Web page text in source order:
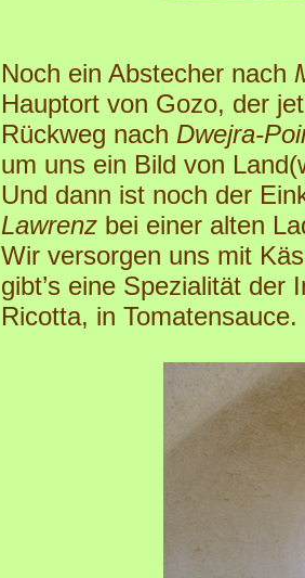
Noch ein Abstecher nach
Hauptort von Gozo, der
Rückweg nach Dwejra-
um uns ein Bild von
Und dann ist noch der
Lawrenz bei einer alten
Wir versorgen uns mit
gibt’s eine Spezialität der
Ricotta, in Tomatensauce.